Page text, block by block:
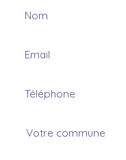
Nom
Email
Téléphone
Votre commune